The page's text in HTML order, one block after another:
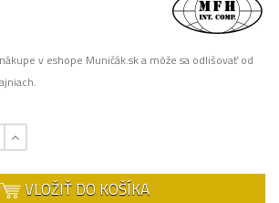
v eshope Muničák.sk a môže sa odlišovať od
VLOŽIŤ DO KOŠÍKA